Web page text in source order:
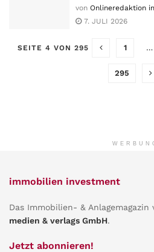
von Onlineredaktion
7. JULI 2026
SEITE 4 VON 295 1 …
295
immobilien investment
Das Immobilien- & Anlagemagazin
medien & verlags GmbH.
Jetzt abonnieren!